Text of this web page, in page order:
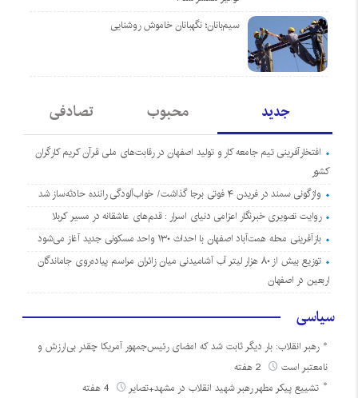
سیم‌بانان؛ نگهبانان خاموش روشنایی
جدید محبوب تصادفی
افتخارآفرینی تیم جامعه کار و تولید اصفهان در رقابت‌های ملی قرآن کریم کارگران
کشور
واژگونی سمند در فریدن ۴ فوتی برجا گذاشت/ خواب‌آلودگی راننده حادثه‌ساز شد
روایت تصویری خبرنگار اعزامی دنیای اسرار : قدم‌های عاشقانه در مسیر کربلا
بازآفرینی محله همت‌آباد اصفهان با احداث ۱۳۰ واحد مسکونی جدید آغاز می‌شود
توزیع بیش از ۸۰ هزار لیتر آب آشامیدنی میان زائران مراسم پیاده‌روی جاماندگان
اربعین در اصفهان
سیاسی
رهبر انقلاب: بار دیگر ثابت شد که امضای رئیس‌جمهور آمریکا چقدر بی‌ارزش و
نامعتبر است
تشییع پیکر مطهر رهبر شهید انقلاب در مشهد+تصایر